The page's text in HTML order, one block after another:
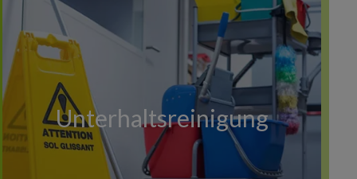
Unterhaltsreinigung